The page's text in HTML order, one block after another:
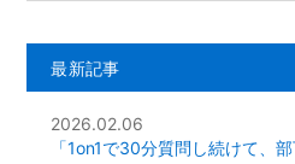
最新記事
2026.02.06
「1on1で30分質問し続けて、